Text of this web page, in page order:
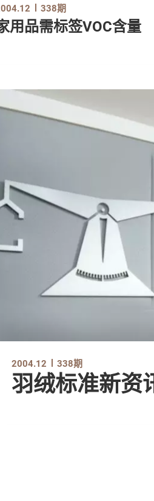
338期
用品需标签VOC含量
2004.12 338期
羽绒标准新资